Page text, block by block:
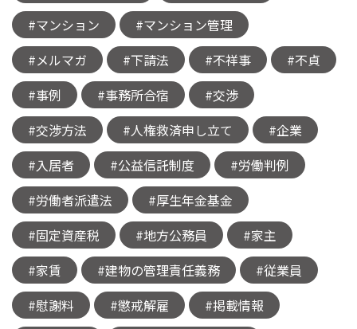
#マンション
#マンション管理
#メルマガ
#下請法 #不祥事
#不貞
#事例
#事務所合宿
#交渉
#交渉方法
#人権救済申し立て
#企業
#入居者
#公益信託制度
#労働判例
#労働者派遣法
#厚生年金基金
#固定資産税
#地方公務員
#家主
#家賃
#建物の管理責任義務
#従業員
#慰謝料
#懲戒解雇
#掲載情報